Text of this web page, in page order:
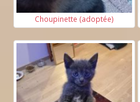
Choupinette (adoptée)